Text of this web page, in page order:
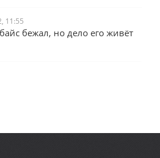
11:55
бежал, но дело его живёт